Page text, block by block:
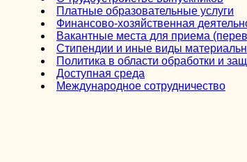
Платные образовательные услуги
Финансово-хозяйственная
Вакантные места для приема
Стипендии и иные виды
Политика в области обработки и
Доступная среда
Международное сотрудничество